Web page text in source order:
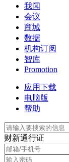
我闻
会议
商城
数据
机构订阅
智库
Promotion
应用下载
电脑版
帮助
财新通行证